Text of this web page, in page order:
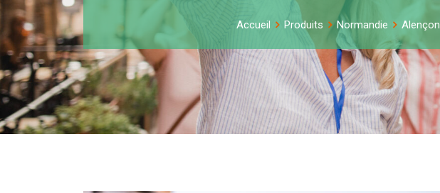
Accueil Produits Normandie Alençon